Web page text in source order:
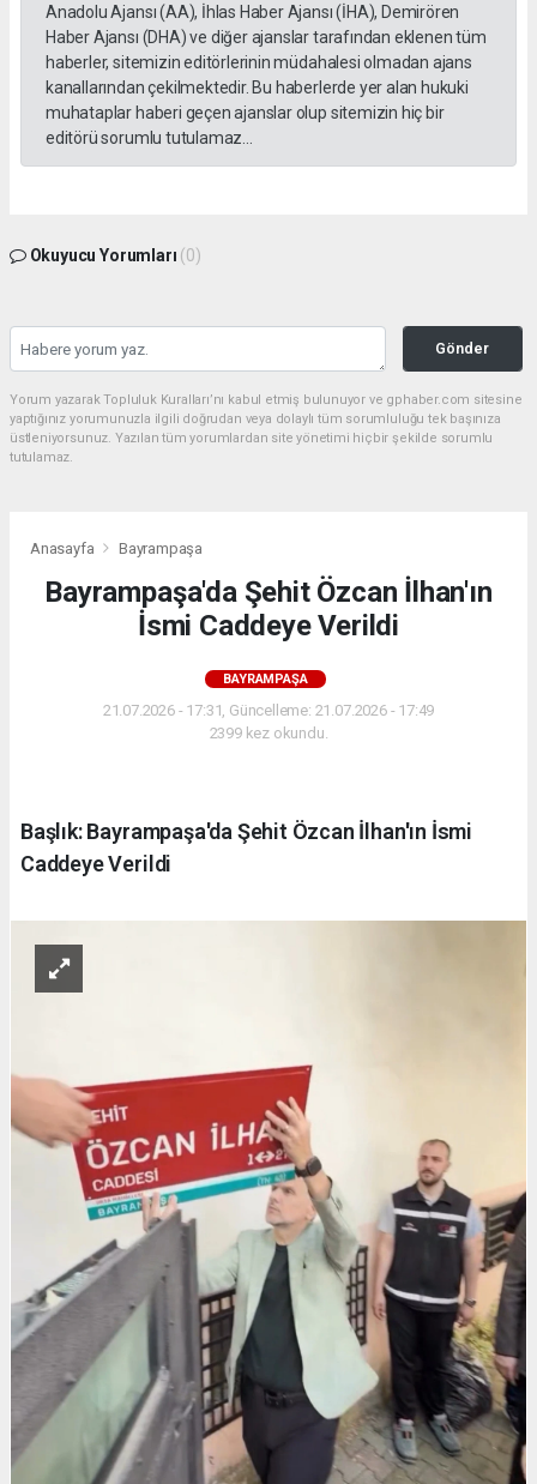
Anadolu Ajansı (AA), İhlas Haber Ajansı (İHA), Demirören
Haber Ajansı (DHA) ve diğer ajanslar tarafından eklenen tüm
haberler, sitemizin editörlerinin müdahalesi olmadan ajans
kanallarından çekilmektedir. Bu haberlerde yer alan hukuki
muhataplar haberi geçen ajanslar olup sitemizin hiç bir
editörü sorumlu tutulamaz...
Okuyucu Yorumları (0)
Gönder
Yorum yazarak Topluluk Kuralları’nı kabul etmiş bulunuyor ve gphaber.com sitesine
yaptığınız yorumunuzla ilgili doğrudan veya dolaylı tüm sorumluluğu tek başınıza
üstleniyorsunuz. Yazılan tüm yorumlardan site yönetimi hiçbir şekilde sorumlu
tutulamaz.
Anasayfa Bayrampaşa
Bayrampaşa'da Şehit Özcan İlhan'ın
İsmi Caddeye Verildi
BAYRAMPAŞA
21.07.2026 - 17:31, Güncelleme: 21.07.2026 - 17:49
2399 kez okundu.
Başlık: Bayrampaşa'da Şehit Özcan İlhan'ın İsmi
Caddeye Verildi